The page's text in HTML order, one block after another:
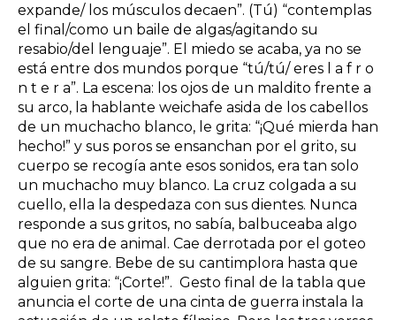
expande/ los músculos decaen”. (Tú) “contemplas
el final/como un baile de algas/agitando su
resabio/del lenguaje”. El miedo se acaba, ya no se
está entre dos mundos porque “tú/tú/ eres l a f r o
n t e r a”. La escena: los ojos de un maldito frente a
su arco, la hablante weichafe asida de los cabellos
de un muchacho blanco, le grita: “¡Qué mierda han
hecho!” y sus poros se ensanchan por el grito, su
cuerpo se recogía ante esos sonidos, era tan solo
un muchacho muy blanco. La cruz colgada a su
cuello, ella la despedaza con sus dientes. Nunca
responde a sus gritos, no sabía, balbuceaba algo
que no era de animal. Cae derrotada por el goteo
de su sangre. Bebe de su cantimplora hasta que
alguien grita: “¡Corte!”. Gesto final de la tabla que
anuncia el corte de una cinta de guerra instala la